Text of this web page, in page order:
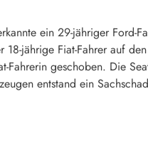
ein 29-jähriger Ford-
18-jährige Fiat-Fahrer auf
Fahrerin geschoben. Die
entstand ein